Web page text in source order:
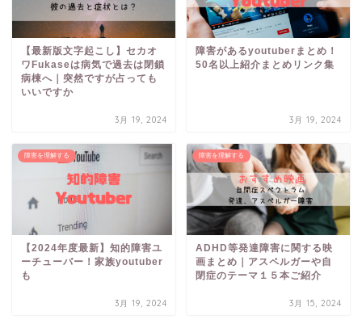
【最新版文字起こし】セカオ
ワFukaseは病気で過去は閉鎖
病棟へ｜突然ですが占っても
いいですか
3月 19, 2024
障害があるyoutuberまとめ！
50名以上紹介まとめリンク集
3月 19, 2024
障害を理解する
【2024年度最新】知的障害ユ
ーチューバー！家族youtuber
も
3月 19, 2024
障害を理解する
ADHD等発達障害に関する映
画まとめ｜アスペルガーや自
閉症のテーマ１５本ご紹介
3月 15, 2024